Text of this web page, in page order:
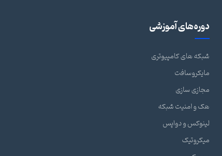
دوره‌های آموزشی
شبکه های کامپیوتری
مایکروسافت
مجازی سازی
هک و امنیت شبکه
لینوکس و دواپس
میکروتیک